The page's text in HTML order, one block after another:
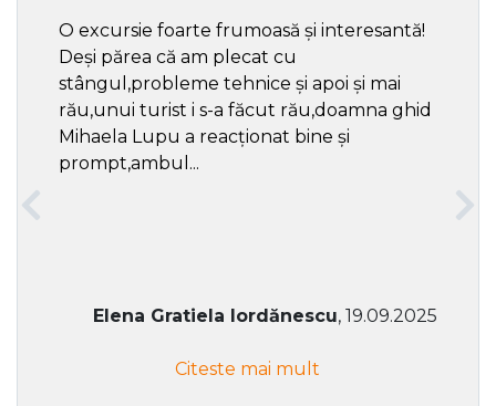
O excursie foarte frumoasă și interesantă!
Deși părea că am plecat cu
stângul,probleme tehnice și apoi și mai
rău,unui turist i s-a făcut rău,doamna ghid
Mihaela Lupu a reacționat bine și
prompt,ambul...
Elena Gratiela Iordănescu, 19.09.2025
Citeste mai mult